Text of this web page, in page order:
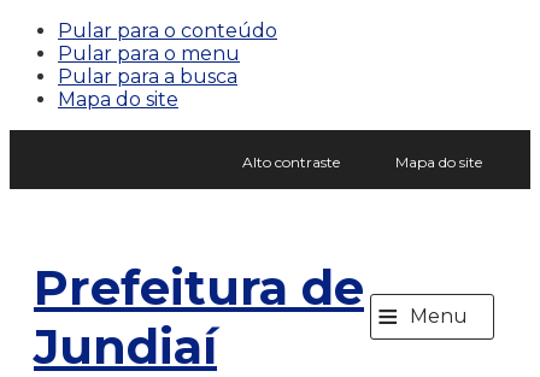
Pular para o conteúdo
Pular para o menu
Pular para a busca
Mapa do site
Alto contraste Mapa do site
Prefeitura de
Jundiaí
≡ Menu